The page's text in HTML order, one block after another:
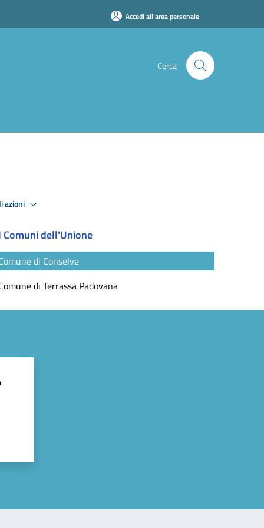
Accedi all'area personale
Cerca
azioni
Comuni dell'Unione
di Conselve
di Terrassa Padovana